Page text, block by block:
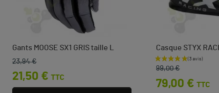
Gants MOOSE SX1 GRIS taille L
Prix de base
23,94 €
Prix
21,50 € TTC
Casque STYX
Prix de base
99,00 €
Prix
79,00 € TTC